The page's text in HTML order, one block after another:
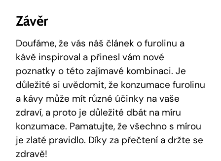
Závěr
Doufáme, že vás náš článek o furolinu a
kávě inspiroval a přinesl vám nové
poznatky o této zajímavé kombinaci. Je
důležité si uvědomit, že konzumace furolinu
a kávy může mít různé účinky na vaše
zdraví, a proto je důležité dbát na míru
konzumace. Pamatujte, že všechno s mírou
je zlaté pravidlo. Díky za přečtení a držte se
zdravě!